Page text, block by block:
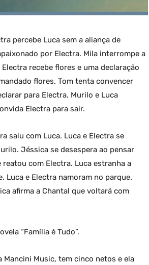
percebe Luca sem a aliança de
por Electra. Mila interrompe a
recebe flores e uma declaração
flores. Tom tenta convencer
para Electra. Murilo e Luca
Electra para sair.
saiu com Luca. Luca e Electra se
Jéssica se desespera ao pensar
com Electra. Luca estranha a
Luca e Electra namoram no parque.
afirma a Chantal que voltará com
“Família é Tudo”.
Mancini Music, tem cinco netos e ela